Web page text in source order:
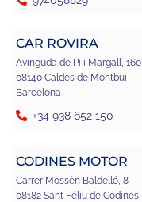
CAR ROVIRA
Avinguda de Pi i Margall, 160
08140 Caldes de Montbui
Barcelona
+34 938 652 150
CODINES MOTOR
Carrer Mossèn Baldelló, 8
08182 Sant Feliu de Codines